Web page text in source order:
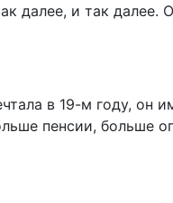
далее, и так далее.
в 19-м году, он
пенсии, больше